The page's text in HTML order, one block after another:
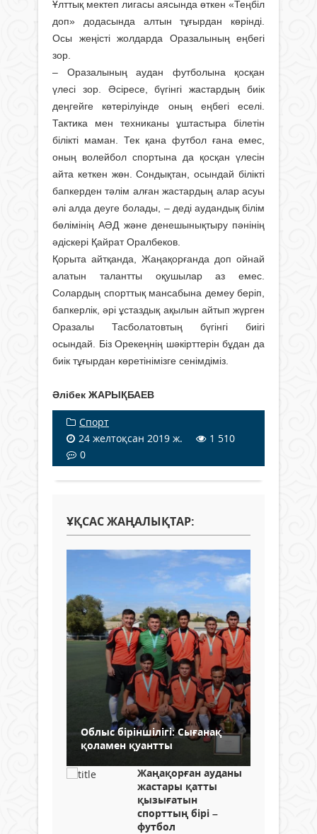
Ұлттық мектеп лигасы аясында өткен «Теңбіл
доп» додасында алтын тұғырдан көрінді.
Осы жеңісті жолдарда Оразалының еңбегі
зор.
– Оразалының аудан футболына қос­қан
үлесі зор. Әсіресе, бүгінгі жастардың биік
деңгейге көтерілуінде оның еңбегі еселі.
Тактика мен техниканы ұштастыра білетін
білікті маман. Тек қана футбол ғана емес,
оның волейбол спортына да қосқан үлесін
айта кеткен жөн. Сондықтан, осындай білікті
бапкерден тәлім алған жастардың алар асуы
әлі алда деуге болады, – деді аудандық білім
бөлімінің АӘД және денешынықтыру пәнінің
әдіскері Қайрат Оралбеков.
Қорыта айтқанда, Жаңақорғанда доп ойнай
алатын талантты оқушылар аз емес.
Солардың спорттық мансабына демеу беріп,
бапкерлік, әрі ұстаздық ақылын айтып жүрген
Оразалы Тасболатовтың бүгінгі биігі
осындай. Біз Орекеңнің шәкірттерін бұдан да
биік тұғырдан көретінімізге сенімдіміз.
Әлібек ЖАРЫҚБАЕВ
Спорт
24 желтоқсан 2019 ж.
1 510
0
ҰҚСАС ЖАҢАЛЫҚТАР:
Облыс біріншілігі: Сығанақ
қоламен қуантты
Жаңақорған ауданы
жастары қатты
қызығатын
спорттың бірі –
футбол